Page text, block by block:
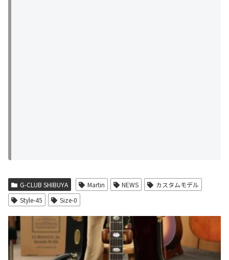
G-CLUB SHIBUYA Martin NEWS
カスタムモデル
Style-45
Size-0